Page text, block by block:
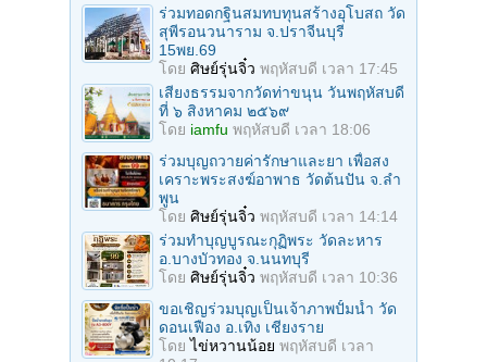
ร่วมทอดกฐินสมทบทุนสร้างอุโบสถ วัด
สุพีรอนวนาราม จ.ปราจีนบุรี
15พย.69
โดย ศิษย์รุ่นจิ๋ว พฤหัสบดี เวลา 17:45
เสียงธรรมจากวัดท่าขนุน วันพฤหัสบดี
ที่ ๖ สิงหาคม ๒๕๖๙
โดย iamfu พฤหัสบดี เวลา 18:06
ร่วมบุญถวายค่ารักษาและยา เพื่อสง
เคราะพระสงฆ์อาพาธ วัดต้นปัน จ.ลํา
พูน
โดย ศิษย์รุ่นจิ๋ว พฤหัสบดี เวลา 14:14
ร่วมทําบุญบูรณะกุฏิพระ วัดละหาร
อ.บางบัวทอง จ.นนทบุรี
โดย ศิษย์รุ่นจิ๋ว พฤหัสบดี เวลา 10:36
ขอเชิญร่วมบุญเป็นเจ้าภาพปั้มน้ำ วัด
ดอนเฟือง อ.เทิง เชียงราย
โดยไข่หวานน้อย พฤหัสบดี เวลา